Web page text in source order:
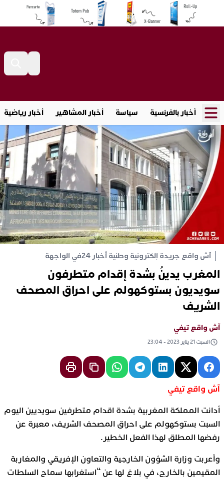
أخبار بالفرنسية سياسة أخبار المشاهير أخبار رياضية
آش واقع جريدة إلكترونية وطنية أخبار 24 في الواجهة
المغرب يدينُ بشدة إقدام متطرفون
سويديون بستوكهولم على احراق المصحف
الشريف
آش واقع تيفي
السبت 21 يناير 2023 - 23:04
آش واقع تيفي
أدانت المملكة المغربية بشدة اقدام متطرفين سويديين اليوم
السبت بستوكهولم على احراق المصحف الشريف، معبرة عن
رفضها المطلق لهذا الفعل الخطير.
وأعربت وزارة الشؤون الخارجية والتعاون الإفريقي والمغاربة
المقيمين بالخارج، في بلاغ لها عن “استغرابها سماح السلطات